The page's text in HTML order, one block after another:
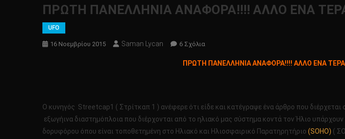
ΠΡΩΤΗ ΠΑΝΕΛΛΗΝΙΑ ΑΝΑΦΟΡΑ!!!! ΑΛΛΟ ΕΝΑ
UFO
16 Νοεμβρίου 2015 Saman Lycan 6 Σχόλια
ΠΑΝΕΛΛΗΝΙΑ
ΤΕΡΑΣΤΙΩΝ
ΔΙΑΣΤΑΣΕΩΝ
ΑΤΙΑ
ΠΡΩΤΗ ΠΑΝΕΛΛΗΝΙΑ ΑΝΑΦΟΡΑ!!!! ΑΛΛΟ ΕΝΑ
Ο κυνηγός Streetcap1 ( Στρίτκαπ 1 ) ανέφερε ότι είδε και κατέγραψε ένα άρθρο που διέρχεται
εξωγήινα διαστημόπλοια που διέρχονται από το ηλιακό μας σύστημα κοντά τον Ήλιο υπάρχουν
δορυφόρου όπου είναι τοποθετημένη στο Ηλιακό και Ηλιοσφαιρικό Παρατηρητήριο (SOHO) (